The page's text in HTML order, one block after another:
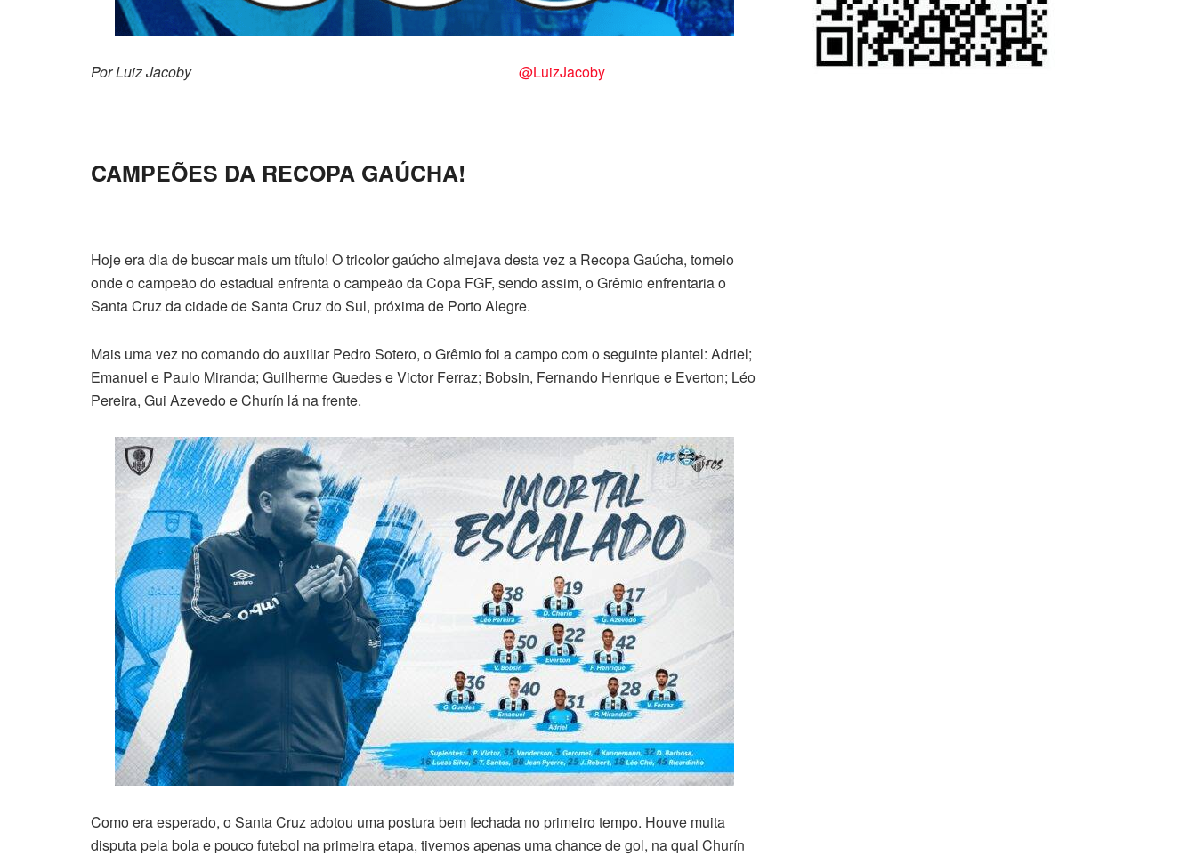
Por Luiz Jacoby @LuizJacoby
CAMPEÕES DA RECOPA GAÚCHA!
Hoje era dia de buscar mais um título! O tricolor gaúcho almejava desta vez a Recopa Gaúcha, torneio
onde o campeão do estadual enfrenta o campeão da Copa FGF, sendo assim, o Grêmio enfrentaria o
Santa Cruz da cidade de Santa Cruz do Sul, próxima de Porto Alegre.
Mais uma vez no comando do auxiliar Pedro Sotero, o Grêmio foi a campo com o seguinte plantel: Adriel;
Emanuel e Paulo Miranda; Guilherme Guedes e Victor Ferraz; Bobsin, Fernando Henrique e Everton; Léo
Pereira, Gui Azevedo e Churín lá na frente.
Como era esperado, o Santa Cruz adotou uma postura bem fechada no primeiro tempo. Houve muita
disputa pela bola e pouco futebol na primeira etapa, tivemos apenas uma chance de gol, na qual Churín